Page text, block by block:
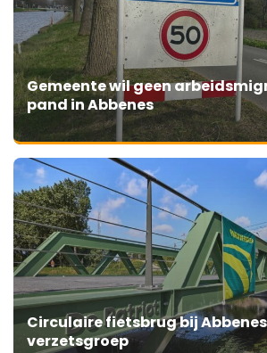
Gemeente wil geen
pand in Abbenes
Circulaire fietsbrug bij
verzetsgroep